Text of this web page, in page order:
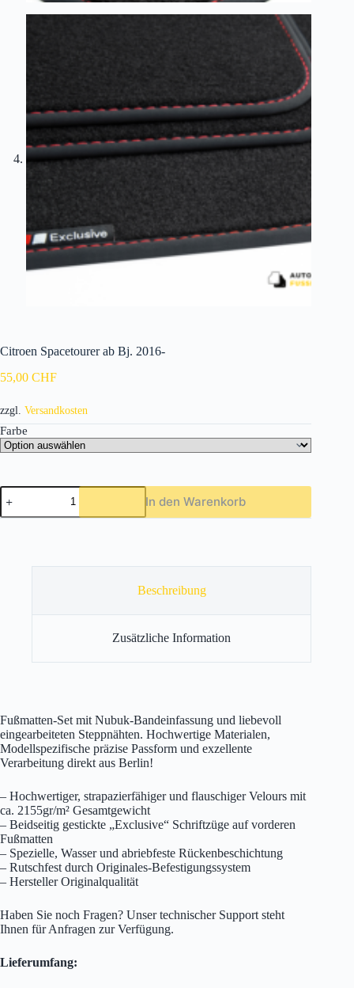
Citroen Spacetourer ab Bj. 2016-
55,00 CHF
zzgl. Versandkosten
Farbe
Citroen
Spacetourer
ab
In den Warenkorb
Beschreibung
Zusätzliche Information
Fußmatten-Set mit Nubuk-Bandeinfassung und liebevoll
eingearbeiteten Steppnähten. Hochwertige Materialen,
Modellspezifische präzise Passform und exzellente
Verarbeitung direkt aus Berlin!
– Hochwertiger, strapazierfähiger und flauschiger Velours mit
ca. 2155gr/m² Gesamtgewicht
– Beidseitig gestickte „Exclusive“ Schriftzüge auf vorderen
Fußmatten
– Spezielle, Wasser und abriebfeste Rückenbeschichtung
– Rutschfest durch Originales-Befestigungssystem
– Hersteller Originalqualität
Haben Sie noch Fragen? Unser technischer Support steht
Ihnen für Anfragen zur Verfügung.
Lieferumfang: